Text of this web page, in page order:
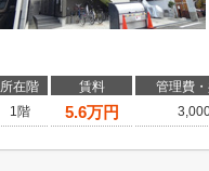
所在階 賃料 管理費
1階
5.6万円